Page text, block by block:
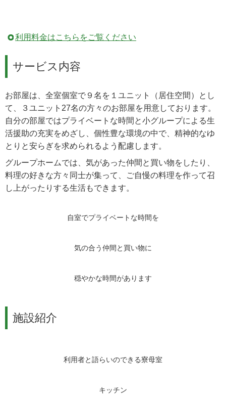
利用料金はこちらをご覧ください
サービス内容
お部屋は、全室個室で９名を１ユニット（居住空間）とし
て、３ユニット27名の方々のお部屋を用意しております。
自分の部屋ではプライベートな時間と小グループによる生
活援助の充実をめざし、個性豊な環境の中で、精神的なゆ
とりと安らぎを求められるよう配慮します。
グループホームでは、気があった仲間と買い物をしたり、
料理の好きな方々同士が集って、ご自慢の料理を作って召
し上がったりする生活もできます。
自室でプライベートな時間を
気の合う仲間と買い物に
穏やかな時間があります
施設紹介
利用者と語らいのできる寮母室
キッチン